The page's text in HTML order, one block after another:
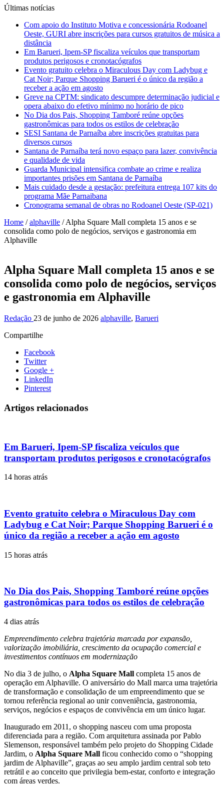
Últimas notícias
Com apoio do Instituto Motiva e concessionária Rodoanel
Oeste, GURI abre inscrições para cursos gratuitos de música a
distância
Em Barueri, Ipem-SP fiscaliza veículos que transportam
produtos perigosos e cronotacógrafos
Evento gratuito celebra o Miraculous Day com Ladybug e
Cat Noir; Parque Shopping Barueri é o único da região a
receber a ação em agosto
Greve na CPTM: sindicato descumpre determinação judicial e
opera abaixo do efetivo mínimo no horário de pico
No Dia dos Pais, Shopping Tamboré reúne opções
gastronômicas para todos os estilos de celebração
SESI Santana de Parnaíba abre inscrições gratuitas para
diversos cursos
Santana de Parnaíba terá novo espaço para lazer, convivência
e qualidade de vida
Guarda Municipal intensifica combate ao crime e realiza
importantes prisões em Santana de Parnaíba
Mais cuidado desde a gestação: prefeitura entrega 107 kits do
programa Mãe Parnaibana
Cronograma semanal de obras no Rodoanel Oeste (SP-021)
Home / alphaville / Alpha Square Mall completa 15 anos e se
consolida como polo de negócios, serviços e gastronomia em
Alphaville
Alpha Square Mall completa 15 anos e se
consolida como polo de negócios, serviços
e gastronomia em Alphaville
Redação 23 de junho de 2026 alphaville, Barueri
Compartilhe
Facebook
Twitter
Google +
LinkedIn
Pinterest
Artigos relacionados
Em Barueri, Ipem-SP fiscaliza veículos que
transportam produtos perigosos e cronotacógrafos
14 horas atrás
Evento gratuito celebra o Miraculous Day com
Ladybug e Cat Noir; Parque Shopping Barueri é o
único da região a receber a ação em agosto
15 horas atrás
No Dia dos Pais, Shopping Tamboré reúne opções
gastronômicas para todos os estilos de celebração
4 dias atrás
Empreendimento celebra trajetória marcada por expansão,
valorização imobiliária, crescimento da ocupação comercial e
investimentos contínuos em modernização
No dia 3 de julho, o Alpha Square Mall completa 15 anos de
operação em Alphaville. O aniversário do Mall marca uma trajetória
de transformação e consolidação de um empreendimento que se
tornou referência regional ao unir conveniência, gastronomia,
serviços, negócios e espaços de convivência em um único lugar.
Inaugurado em 2011, o shopping nasceu com uma proposta
diferenciada para a região. Com arquitetura assinada por Pablo
Slemenson, responsável também pelo projeto do Shopping Cidade
Jardim, o Alpha Square Mall ficou conhecido como o “shopping
jardim de Alphaville”, graças ao seu amplo jardim central sob teto
retrátil e ao conceito que privilegia bem-estar, conforto e integração
com áreas verdes.